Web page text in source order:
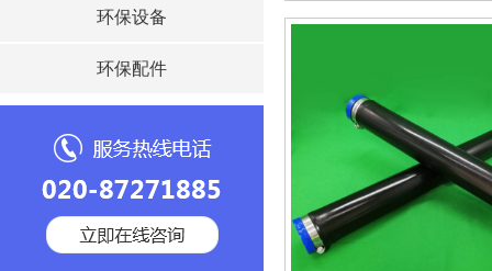
环保设备
环保配件